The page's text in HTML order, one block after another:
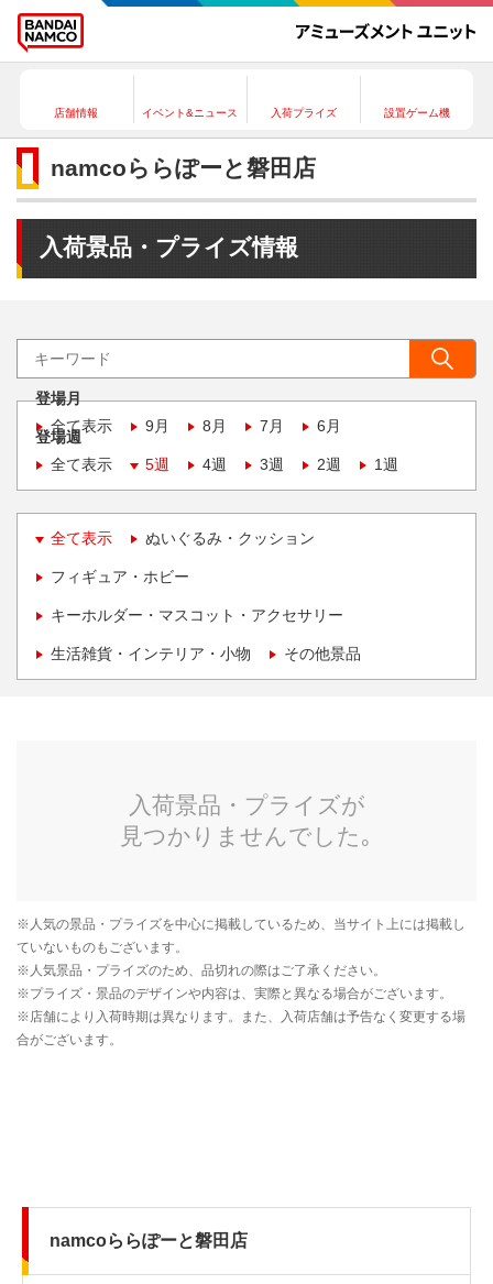
店舗情報 イベント&ニュース 入荷プライズ 設置ゲーム機
namcoららぽーと磐田店
入荷景品・プライズ情報
登場月
全て表示
9月 8月 7月 6月
登場週
全て表示
5週 4週 3週 2週 1週
全て表示 ぬいぐるみ・クッション
フィギュア・ホビー
キーホルダー・マスコット・アクセサリー
生活雑貨・インテリア・小物 その他景品
namcoららぽーと磐田店